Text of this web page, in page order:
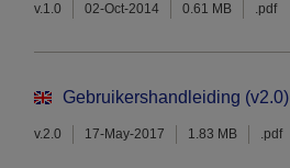
v.1.0 02-Oct-2014 0.61 MB .pdf
Gebruikershandleiding (v2.0)
v.2.0 17-May-2017 1.83 MB .pdf